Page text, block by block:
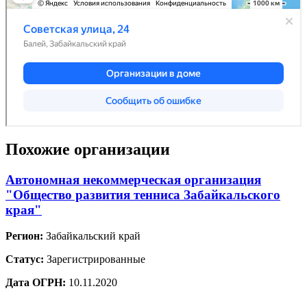
Похожие организации
Автономная некоммерческая организация
"Общество развития тенниса Забайкальского
края"
Регион: Забайкальский край
Статус: Зарегистрированные
Дата ОГРН: 10.11.2020